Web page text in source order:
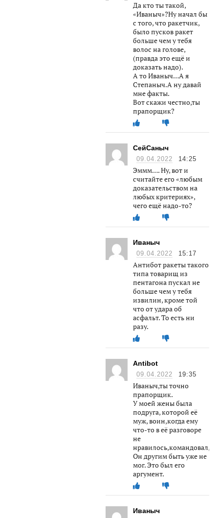
Да кто ты такой,
«Иваныч»?Ну начал бы
с того, что ракетчик,
было пусков ракет
больше чем у тебя
волос на голове,
(правда это ещё и
доказать надо).
А то Иваныч…А я
Степаныч.А ну давай
мне факты.
Вот скажи честно,ты
прапорщик?
СейСаныч
09.04.2022 14:25
Эммм…. Ну, вот и
считайте его «любым
доказательством на
любых критериях»,
чего ещё надо-то?
Иваныч
09.04.2022 15:17
Антибот ракеты такого
типа товарищ из
пентагона пускал не
больше чем у тебя
извилин, кроме той
что от удара об
асфальт. То есть ни
разу.
Antibot
09.04.2022 19:35
Иваныч,ты точно
прапорщик.
У моей жены была
подруга, которой её
муж, воин,когда ему
что-то в её разговоре
не
Он другим быть уже не
мог. Это был его
аргумент.
Иваныч